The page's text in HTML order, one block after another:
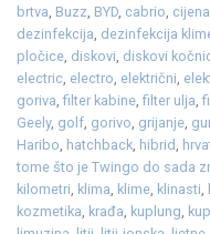
brtva, Buzz, BYD, cabrio, cijena
dezinfekcija, dezinfekcija
pločice, diskovi, diskovi
electric, electro, električni,
goriva,filter kabine,filter ulja,
Geely, golf, gorivo, grijanje,
Haribo, hatchback, hibrid,
tome što je Twingo do sada
kilometri, klima, klime, klinasti,
kozmetika, krađa, kuplung,